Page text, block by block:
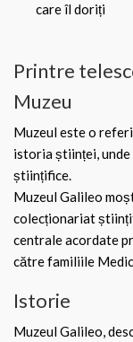
care îl doriți
Printre
Muzeu
Muzeul este o
istoria științei,
științifice.
Muzeul Galileo
colecționariat
centrale acordate
către familiile
Istorie
Muzeul Galileo,